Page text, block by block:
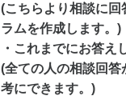
(こちらより相談に回
ラムを作成します。)
・これまでにお答え
(全ての人の相談回
考にできます。)